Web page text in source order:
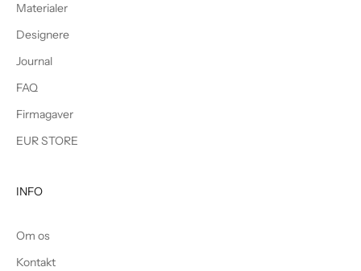
Materialer
Designere
Journal
FAQ
Firmagaver
EUR STORE
INFO
Om os
Kontakt